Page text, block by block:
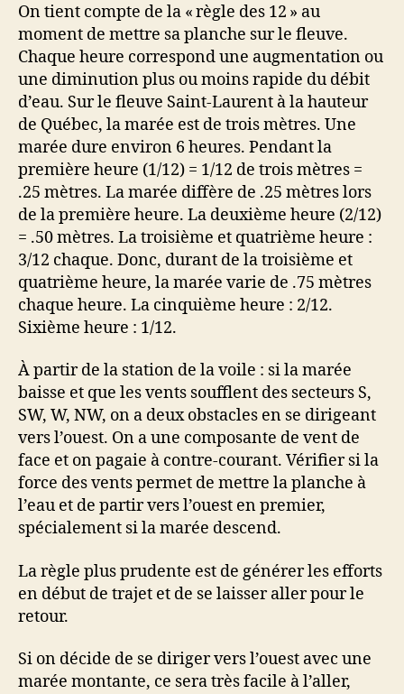
On tient compte de la « règle des 12 » au
moment de mettre sa planche sur le fleuve.
Chaque heure correspond une augmentation ou
une diminution plus ou moins rapide du débit
d’eau. Sur le fleuve Saint-Laurent à la hauteur
de Québec, la marée est de trois mètres. Une
marée dure environ 6 heures. Pendant la
première heure (1/12) = 1/12 de trois mètres =
.25 mètres. La marée diffère de .25 mètres lors
de la première heure. La deuxième heure (2/12)
= .50 mètres. La troisième et quatrième heure :
3/12 chaque. Donc, durant de la troisième et
quatrième heure, la marée varie de .75 mètres
chaque heure. La cinquième heure : 2/12.
Sixième heure : 1/12.
À partir de la station de la voile : si la marée
baisse et que les vents soufflent des secteurs S,
SW, W, NW, on a deux obstacles en se dirigeant
vers l’ouest. On a une composante de vent de
face et on pagaie à contre-courant. Vérifier si la
force des vents permet de mettre la planche à
l’eau et de partir vers l’ouest en premier,
spécialement si la marée descend.
La règle plus prudente est de générer les efforts
en début de trajet et de se laisser aller pour le
retour.
Si on décide de se diriger vers l’ouest avec une
marée montante, ce sera très facile à l’aller,